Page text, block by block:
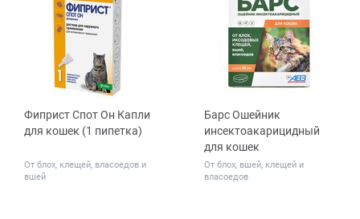
Фиприст Спот Он Капли
для кошек (1 пипетка)
От блох, клещей, власоедов и
вшей
Барс Ошейник
инсектоакарицидный
для кошек
От блох, вшей, клещей и
власоедов